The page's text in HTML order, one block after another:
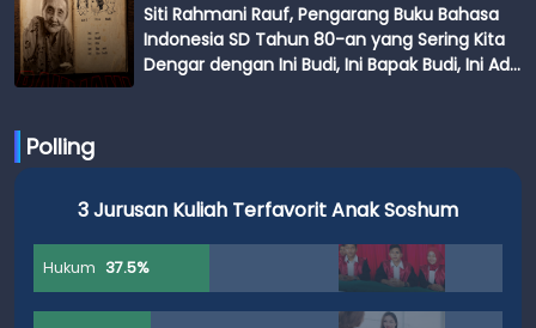
Siti Rahmani Rauf, Pengarang Buku Bahasa
Indonesia SD Tahun 80-an yang Sering Kita
Dengar dengan Ini Budi, Ini Bapak Budi, Ini Adik
Polling
3 Jurusan Kuliah Terfavorit Anak Soshum
Hukum 37.5%